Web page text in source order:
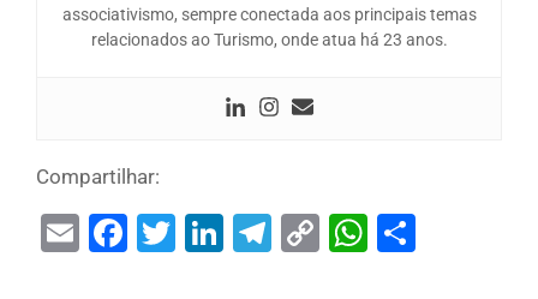
associativismo, sempre conectada aos principais temas
relacionados ao Turismo, onde atua há 23 anos.
Compartilhar:
EmailFacebook
Twitter
LinkedIn
Telegram
Copy